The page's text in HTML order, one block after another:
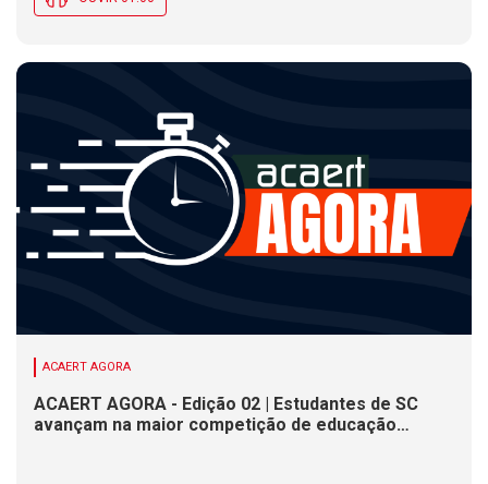
ACAERT AGORA
ACAERT AGORA - Edição 02 | Estudantes de SC
avançam na maior competição de educação